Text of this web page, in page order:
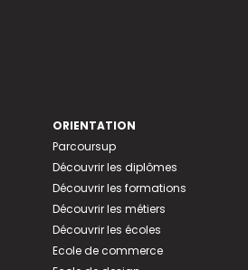
ORIENTATION
Parcoursup
Découvrir les diplômes
Découvrir les formations
Découvrir les métiers
Découvrir les écoles
Ecole de commerce